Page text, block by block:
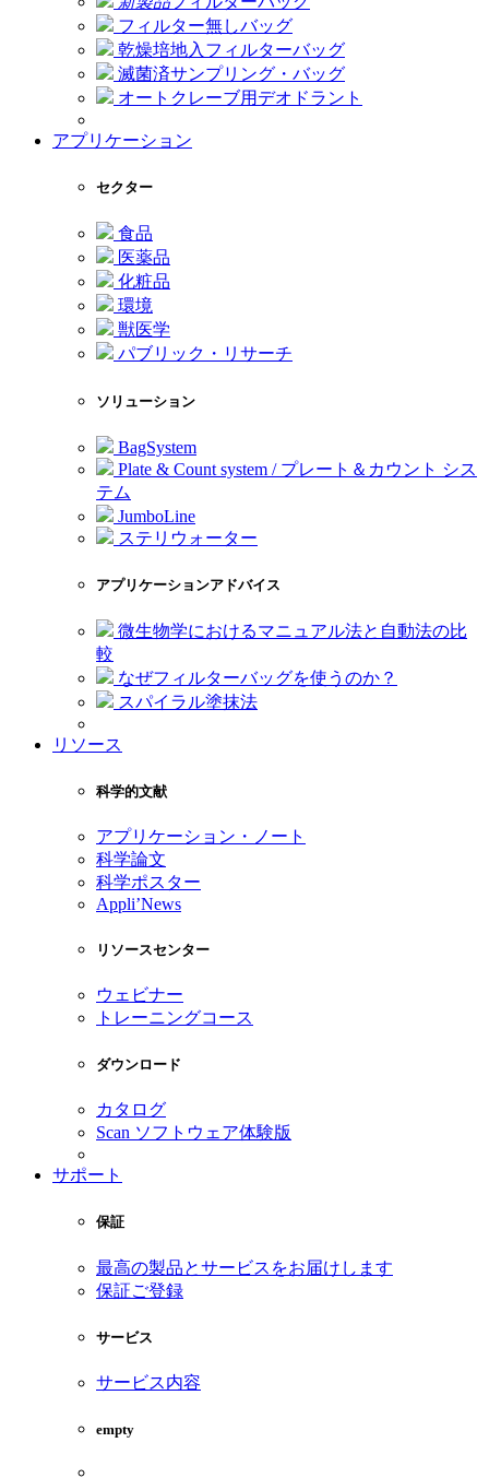
フィルター無しバッグ
乾燥培地入フィルターバッグ
滅菌済サンプリング・バッグ
オートクレーブ用デオドラント
アプリケーション
セクター
食品
医薬品
化粧品
環境
獣医学
パブリック・リサーチ
ソリューション
BagSystem
Plate & Count system / プレート＆カウント シス
テム
JumboLine
ステリウォーター
アプリケーションアドバイス
微生物学におけるマニュアル法と自動法の比
較
なぜフィルターバッグを使うのか？
スパイラル塗抹法
リソース
科学的文献
アプリケーション・ノート
科学論文
科学ポスター
Appli’News
リソースセンター
ウェビナー
トレーニングコース
ダウンロード
カタログ
Scan ソフトウェア体験版
サポート
保証
最高の製品とサービスをお届けします
保証ご登録
サービス
サービス内容
empty